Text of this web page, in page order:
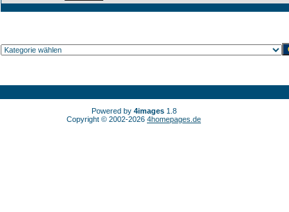
Powered by 4images1.8
Copyright © 2002-2026 4homepages.de